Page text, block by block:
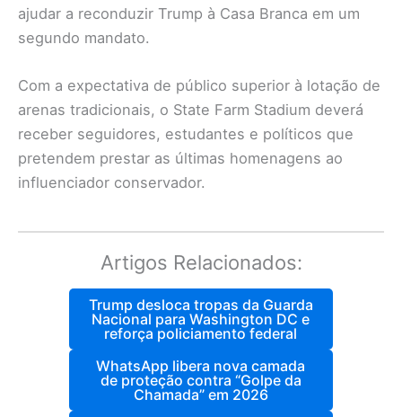
ajudar a reconduzir Trump à Casa Branca em um
segundo mandato.
Com a expectativa de público superior à lotação de
arenas tradicionais, o State Farm Stadium deverá
receber seguidores, estudantes e políticos que
pretendem prestar as últimas homenagens ao
influenciador conservador.
Artigos Relacionados:
Trump desloca tropas da Guarda
Nacional para Washington DC e
reforça policiamento federal
WhatsApp libera nova camada
de proteção contra “Golpe da
Chamada” em 2026